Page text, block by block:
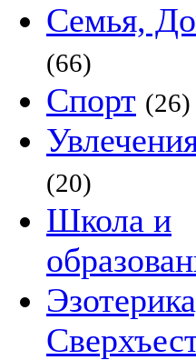
Семья,
(66)
Спорт (26)
(20)
Школа и